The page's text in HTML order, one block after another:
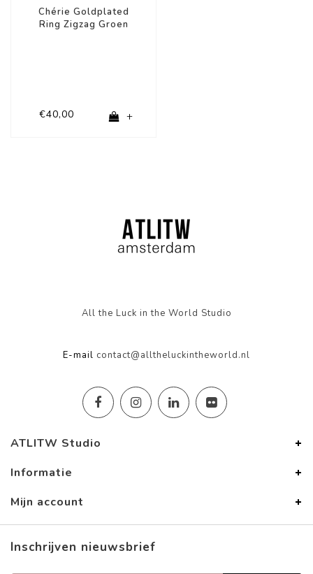
Chérie Goldplated
Ring Zigzag Groen
€40,00 +
All the Luck in the World Studio
E-mail contact@alltheluckintheworld.nl
ATLITW Studio
Informatie
Mijn account
Inschrijven nieuwsbrief